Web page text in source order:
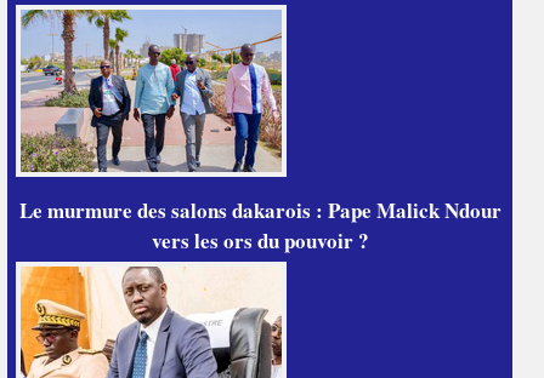
Le murmure des salons dakarois : Pape Malick Ndour
vers les ors du pouvoir ?